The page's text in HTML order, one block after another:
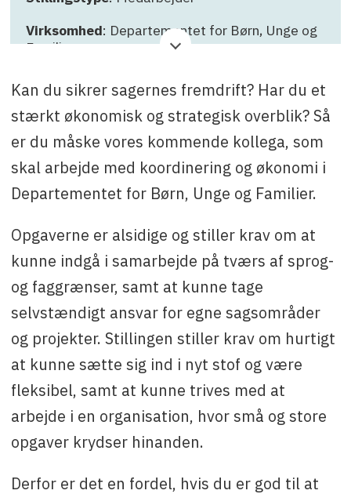
Virksomhed: Departementet for Børn, Unge og
Familier
Ansøgningsfrist
: 19. november 2025 12:00
Kontakt: Susanne Qvist-Aaen påsulq@nanoq.gl,
eller Heidi Lindholm på tlf. +299 547371.
Kan du sikrer sagernes fremdrift? Har du et
stærkt økonomisk og strategisk overblik? Så
er du måske vores kommende kollega, som
skal arbejde med koordinering og økonomi i
Departementet for Børn, Unge og Familier.
Opgaverne er alsidige og stiller krav om at
kunne indgå i samarbejde på tværs af sprog-
og faggrænser, samt at kunne tage
selvstændigt ansvar for egne sagsområder
og projekter. Stillingen stiller krav om hurtigt
at kunne sætte sig ind i nyt stof og være
fleksibel, samt at kunne trives med at
arbejde i en organisation, hvor små og store
opgaver krydser hinanden.
Derfor er det en fordel, hvis du er god til at